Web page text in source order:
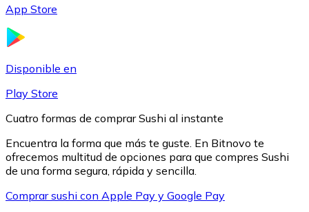
LTC
App Store
Disponible en
Play Store
Cuatro formas de comprar Sushi al instante
Encuentra la forma que más te guste. En Bitnovo te
ofrecemos multitud de opciones para que compres Sushi
de una forma segura, rápida y sencilla.
Comprar sushi con Apple Pay y Google Pay